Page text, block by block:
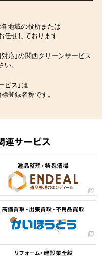
地域の役所または
任せしております
対応」の関西クリーンサービス
。
ビス」は
登録名称です。
連サービス